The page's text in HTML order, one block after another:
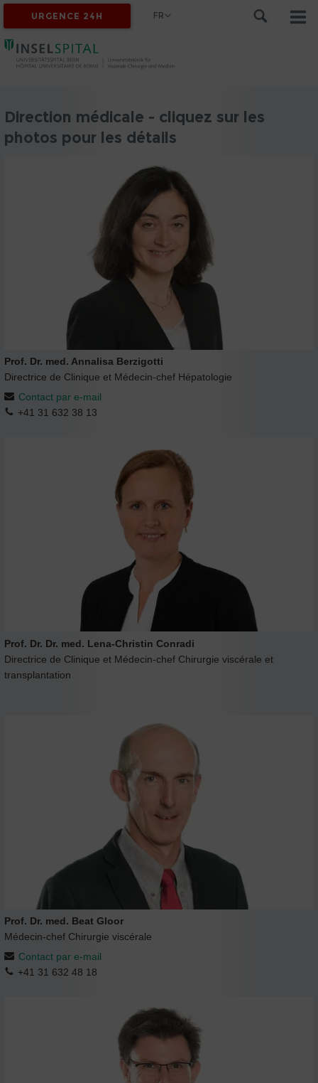
URGENCE 24H FR
Direction médicale - cliquez sur les
photos pour les détails
Prof. Dr. med. Annalisa Berzigotti
Directrice de Clinique et Médecin-chef Hépatologie
Contact par e-mail
+41 31 632 38 13
Prof. Dr. Dr. med. Lena-Christin Conradi
Directrice de Clinique et Médecin-chef Chirurgie viscérale et
transplantation
Prof. Dr. med. Beat Gloor
Médecin-chef Chirurgie viscérale
Contact par e-mail
+41 31 632 48 18